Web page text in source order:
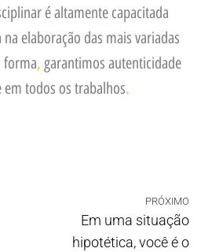
é altamente capacitada
elaboração das mais variadas
forma, garantimos autenticidade
todos os trabalhos.
PRÓXIMO
Em uma situação
hipotética, você é o